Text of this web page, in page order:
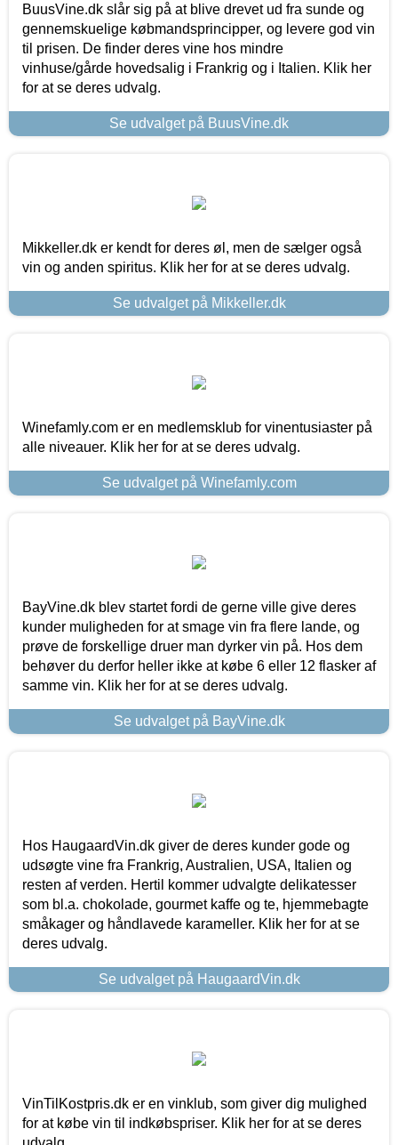
BuusVine.dk slår sig på at blive drevet ud fra sunde og
gennemskuelige købmandsprincipper, og levere god vin
til prisen. De finder deres vine hos mindre
vinhuse/gårde hovedsalig i Frankrig og i Italien. Klik her
for at se deres udvalg.
Se udvalget på BuusVine.dk
Mikkeller.dk er kendt for deres øl, men de sælger også
vin og anden spiritus. Klik her for at se deres udvalg.
Se udvalget på Mikkeller.dk
Winefamly.com er en medlemsklub for vinentusiaster på
alle niveauer. Klik her for at se deres udvalg.
Se udvalget på Winefamly.com
BayVine.dk blev startet fordi de gerne ville give deres
kunder muligheden for at smage vin fra flere lande, og
prøve de forskellige druer man dyrker vin på. Hos dem
behøver du derfor heller ikke at købe 6 eller 12 flasker af
samme vin. Klik her for at se deres udvalg.
Se udvalget på BayVine.dk
Hos HaugaardVin.dk giver de deres kunder gode og
udsøgte vine fra Frankrig, Australien, USA, Italien og
resten af verden. Hertil kommer udvalgte delikatesser
som bl.a. chokolade, gourmet kaffe og te, hjemmebagte
småkager og håndlavede karameller. Klik her for at se
deres udvalg.
Se udvalget på HaugaardVin.dk
VinTilKostpris.dk er en vinklub, som giver dig mulighed
for at købe vin til indkøbspriser. Klik her for at se deres